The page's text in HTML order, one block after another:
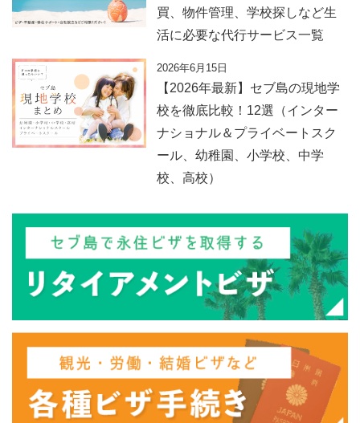
買、物件管理、学校探しなど生
活に必要な代行サービス一覧
2026年6月15日
【2026年最新】セブ島の現地学
校を徹底比較！12選（インター
ナショナル＆プライベートスク
ール、幼稚園、小学校、中学
校、高校）